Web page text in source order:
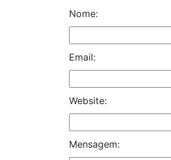
Nome:
Email:
Website:
Mensagem: